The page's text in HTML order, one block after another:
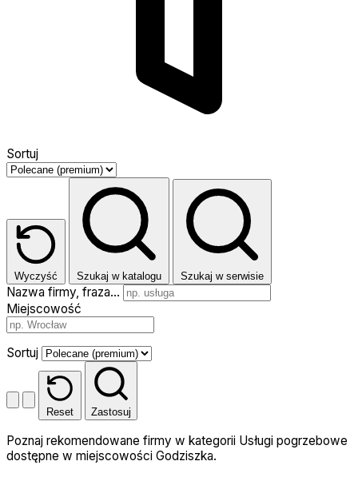
Sortuj
Wyczyść Szukaj w katalogu Szukaj w serwisie
Nazwa firmy, fraza…
Miejscowość
Sortuj
Reset Zastosuj
Poznaj rekomendowane firmy w kategorii Usługi pogrzebowe
dostępne w miejscowości Godziszka.